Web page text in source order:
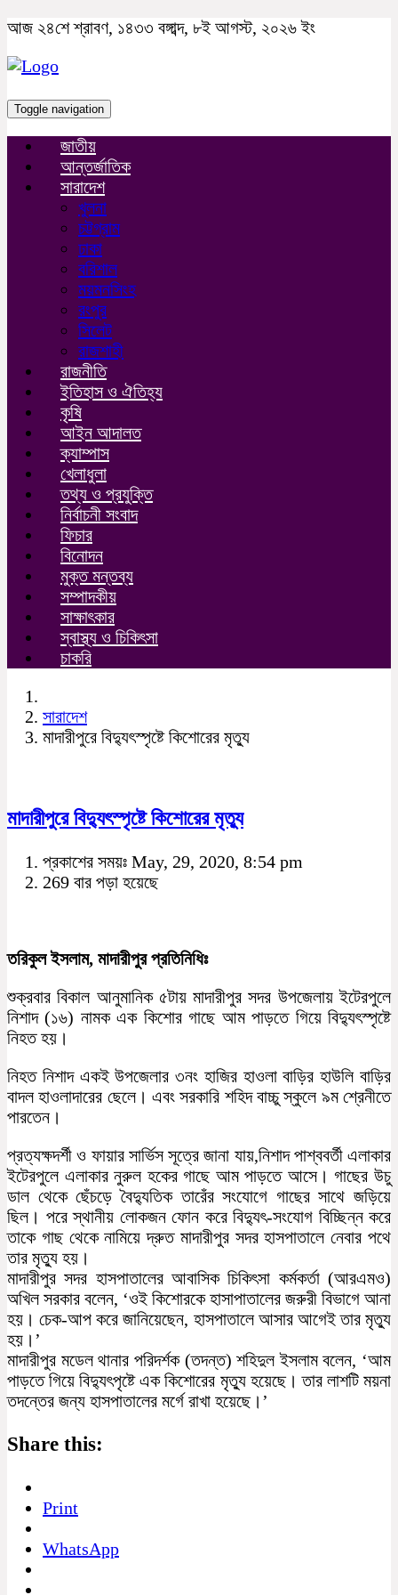
আজ ২৪শে শ্রাবণ, ১৪৩৩ বঙ্গাব্দ, ৮ই আগস্ট, ২০২৬ ইং
Toggle navigation
জাতীয়
আন্তর্জাতিক
সারাদেশ
খুলনা
চট্টগ্রাম
ঢাকা
বরিশাল
ময়মনসিংহ
রংপুর
সিলেট
রাজশাহী
রাজনীতি
ইতিহাস ও ঐতিহ্য
কৃষি
আইন আদালত
ক্যাম্পাস
খেলাধুলা
তথ্য ও প্রযুক্তি
নির্বাচনী সংবাদ
ফিচার
বিনোদন
মুক্ত মন্তব্য
সম্পাদকীয়
সাক্ষাৎকার
স্বাস্থ্য ও চিকিৎসা
চাকরি
সারাদেশ
মাদারীপুরে বিদ্যুৎস্পৃষ্টে কিশোরের মৃত্যু
মাদারীপুরে বিদ্যুৎস্পৃষ্টে কিশোরের মৃত্যু
প্রকাশের সময়ঃ May, 29, 2020, 8:54 pm
269 বার পড়া হয়েছে
তরিকুল ইসলাম, মাদারীপুর প্রতিনিধিঃ
শুক্রবার বিকাল আনুমানিক ৫টায় মাদারীপুর সদর উপজেলায় ইটেরপুলে
নিশাদ (১৬) নামক এক কিশোর গাছে আম পাড়তে গিয়ে বিদ্যুৎস্পৃষ্টে
নিহত হয়।
নিহত নিশাদ একই উপজেলার ৩নং হাজির হাওলা বাড়ির হাউলি বাড়ির
বাদল হাওলাদারের ছেলে। এবং সরকারি শহিদ বাচ্চু স্কুলে ৯ম শ্রেনীতে
পারতেন।
প্রত্যক্ষদর্শী ও ফায়ার সার্ভিস সূত্রে জানা যায়,নিশাদ পাশ্ববর্তী এলাকার
ইটেরপুলে এলাকার নুরুল হকের গাছে আম পাড়তে আসে। গাছের উচু
ডাল থেকে ছেঁচড়ে বৈদ্যুতিক তারেঁর সংযোগে গাছের সাথে জড়িয়ে
ছিল। পরে স্থানীয় লোকজন ফোন করে বিদ্যুৎ-সংযোগ বিচ্ছিন্ন করে
তাকে গাছ থেকে নামিয়ে দ্রুত মাদারীপুর সদর হাসপাতালে নেবার পথে
তার মৃত্যু হয়।
মাদারীপুর সদর হাসপাতালের আবাসিক চিকিৎসা কর্মকর্তা (আরএমও)
অখিল সরকার বলেন, ‘ওই কিশোরকে হাসাপাতালের জরুরী বিভাগে আনা
হয়। চেক-আপ করে জানিয়েছেন, হাসপাতালে আসার আগেই তার মৃত্যু
হয়।’
মাদারীপুর মডেল থানার পরিদর্শক (তদন্ত) শহিদুল ইসলাম বলেন, ‘আম
পাড়তে গিয়ে বিদ্যুৎপৃষ্টে এক কিশোরের মৃত্যু হয়েছে। তার লাশটি ময়না
তদন্তের জন্য হাসপাতালের মর্গে রাখা হয়েছে।’
Share this:
Print
WhatsApp